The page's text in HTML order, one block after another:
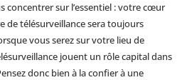
concentrer sur l’essentiel : votre cœur
de télésurveillance sera toujours
vous serez sur votre lieu de
jouent un rôle capital dans
donc bien à la confier à une